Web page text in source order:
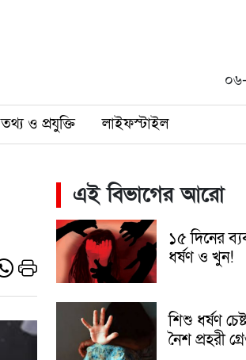
০৬-
তথ্য ও প্রযুক্তি লাইফস্টাইল
এই বিভাগের আরো
১৫ দিনের
ধর্ষণ ও খুন!
শিশু ধর্ষণ
নৈশ প্রহরী